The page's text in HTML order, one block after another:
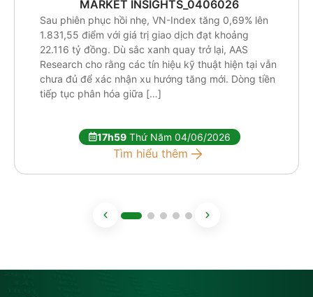
MARKET INSIGHTS_0406026
Sau phiên phục hồi nhẹ, VN-Index tăng 0,69% lên
1.831,55 điểm với giá trị giao dịch đạt khoảng
22.116 tỷ đồng. Dù sắc xanh quay trở lại, AAS
Research cho rằng các tín hiệu kỹ thuật hiện tại vẫn
chưa đủ để xác nhận xu hướng tăng mới. Dòng tiền
tiếp tục phân hóa giữa […]
17h59Thứ Năm 04/06/2026
Tìm hiểu thêm